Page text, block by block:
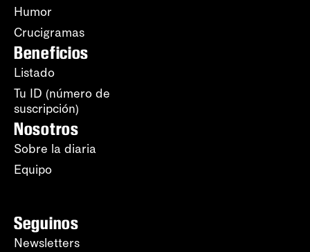
Humor
Crucigramas
Beneficios
Listado
Tu ID (número de
suscripción)
Nosotros
Sobre la diaria
Equipo
Seguinos
Newsletters